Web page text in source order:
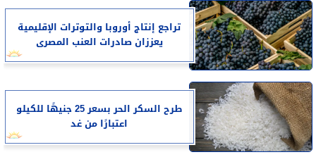
تراجع إنتاج أوروبا والتوترات الإقليمية
يعززان صادرات العنب المصرى
طرح السكر الحر بسعر 25 جنيهًا للكيلو
اعتبارًا من غد